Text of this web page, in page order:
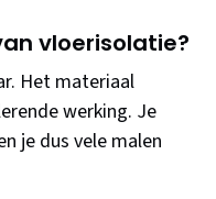
vloerisolatie?
Het materiaal
werking. Je
je dus vele malen